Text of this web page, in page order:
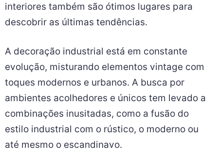
interiores também são ótimos lugares para
descobrir as últimas tendências.
A decoração industrial está em constante
evolução, misturando elementos vintage com
toques modernos e urbanos. A busca por
ambientes acolhedores e únicos tem levado a
combinações inusitadas, como a fusão do
estilo industrial com o rústico, o moderno ou
até mesmo o escandinavo.